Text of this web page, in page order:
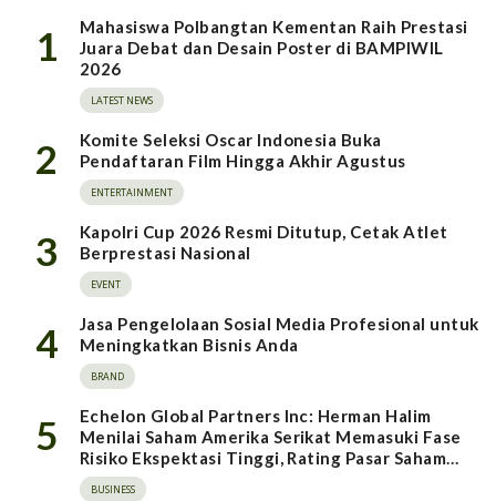
1
Mahasiswa Polbangtan Kementan Raih Prestasi
Juara Debat dan Desain Poster di BAMPIWIL
2026
LATEST NEWS
2
Komite Seleksi Oscar Indonesia Buka
Pendaftaran Film Hingga Akhir Agustus
ENTERTAINMENT
3
Kapolri Cup 2026 Resmi Ditutup, Cetak Atlet
Berprestasi Nasional
EVENT
4
Jasa Pengelolaan Sosial Media Profesional untuk
Meningkatkan Bisnis Anda
BRAND
5
Echelon Global Partners Inc: Herman Halim
Menilai Saham Amerika Serikat Memasuki Fase
Risiko Ekspektasi Tinggi, Rating Pasar Saham
Indonesia Direvisi Naik
BUSINESS